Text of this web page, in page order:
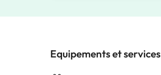
Equipements et services